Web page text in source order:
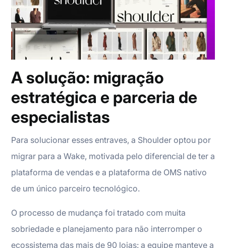
A solução: migração
estratégica e parceria de
especialistas
Para solucionar esses entraves, a Shoulder optou por
migrar para a Wake, motivada pelo diferencial de ter a
plataforma de vendas e a plataforma de OMS nativo
de um único parceiro tecnológico.
O processo de mudança foi tratado com muita
sobriedade e planejamento para não interromper o
ecossistema das mais de 90 lojas: a equipe manteve a